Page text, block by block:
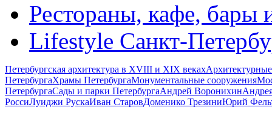
Рестораны, кафе, бары
Lifestyle Санкт-
Петербургская архитектура в XVIII и XIX веках
ПетербургаХрамы ПетербургаМонументальные сооружения
ПетербургаСады и парки ПетербургаАндрей Воронихин
РоссиЛуиджи РускаИван СтаровДоменико ТрезиниЮрий